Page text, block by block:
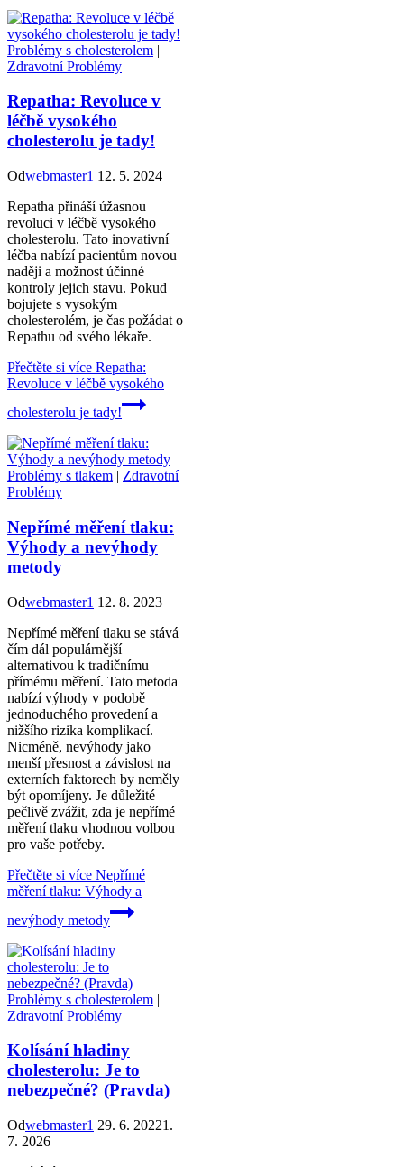
Problémy s cholesterolem |
Zdravotní Problémy
Repatha: Revoluce v
léčbě vysokého
cholesterolu je tady!
Odwebmaster1 12. 5. 2024
Repatha přináší úžasnou
revoluci v léčbě vysokého
cholesterolu. Tato inovativní
léčba nabízí pacientům novou
naději a možnost účinné
kontroly jejich stavu. Pokud
bojujete s vysokým
cholesterolém, je čas požádat o
Repathu od svého lékaře.
Přečtěte si více Repatha:
Revoluce v léčbě vysokého
cholesterolu je tady!
Problémy s tlakem | Zdravotní
Problémy
Nepřímé měření tlaku:
Výhody a nevýhody
metody
Odwebmaster1 12. 8. 2023
Nepřímé měření tlaku se stává
čím dál populárnější
alternativou k tradičnímu
přímému měření. Tato metoda
nabízí výhody v podobě
jednoduchého provedení a
nižšího rizika komplikací.
Nicméně, nevýhody jako
menší přesnost a závislost na
externích faktorech by neměly
být opomíjeny. Je důležité
pečlivě zvážit, zda je nepřímé
měření tlaku vhodnou volbou
pro vaše potřeby.
Přečtěte si více Nepřímé
měření tlaku: Výhody a
nevýhody metody
Problémy s cholesterolem |
Zdravotní Problémy
Kolísání hladiny
cholesterolu: Je to
nebezpečné? (Pravda)
Odwebmaster1 29. 6. 20221.
7. 2026